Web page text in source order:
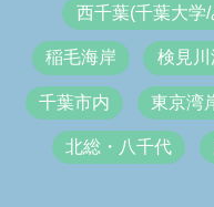
西千葉(千葉大学
稲毛海岸 検見川
千葉市内 東京湾
北総・八千代